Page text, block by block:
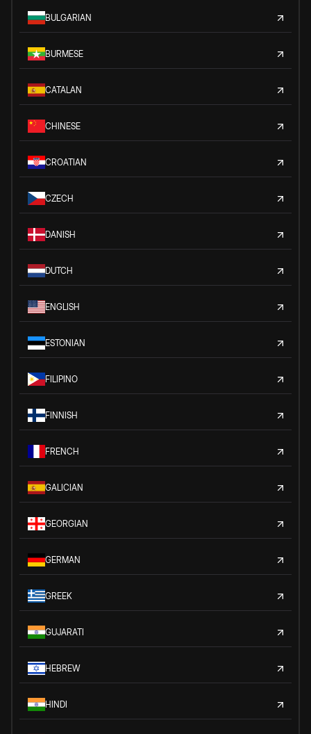
BULGARIAN
BURMESE
CATALAN
CHINESE
CROATIAN
CZECH
DANISH
DUTCH
ENGLISH
ESTONIAN
FILIPINO
FINNISH
FRENCH
GALICIAN
GEORGIAN
GERMAN
GREEK
GUJARATI
HEBREW
HINDI